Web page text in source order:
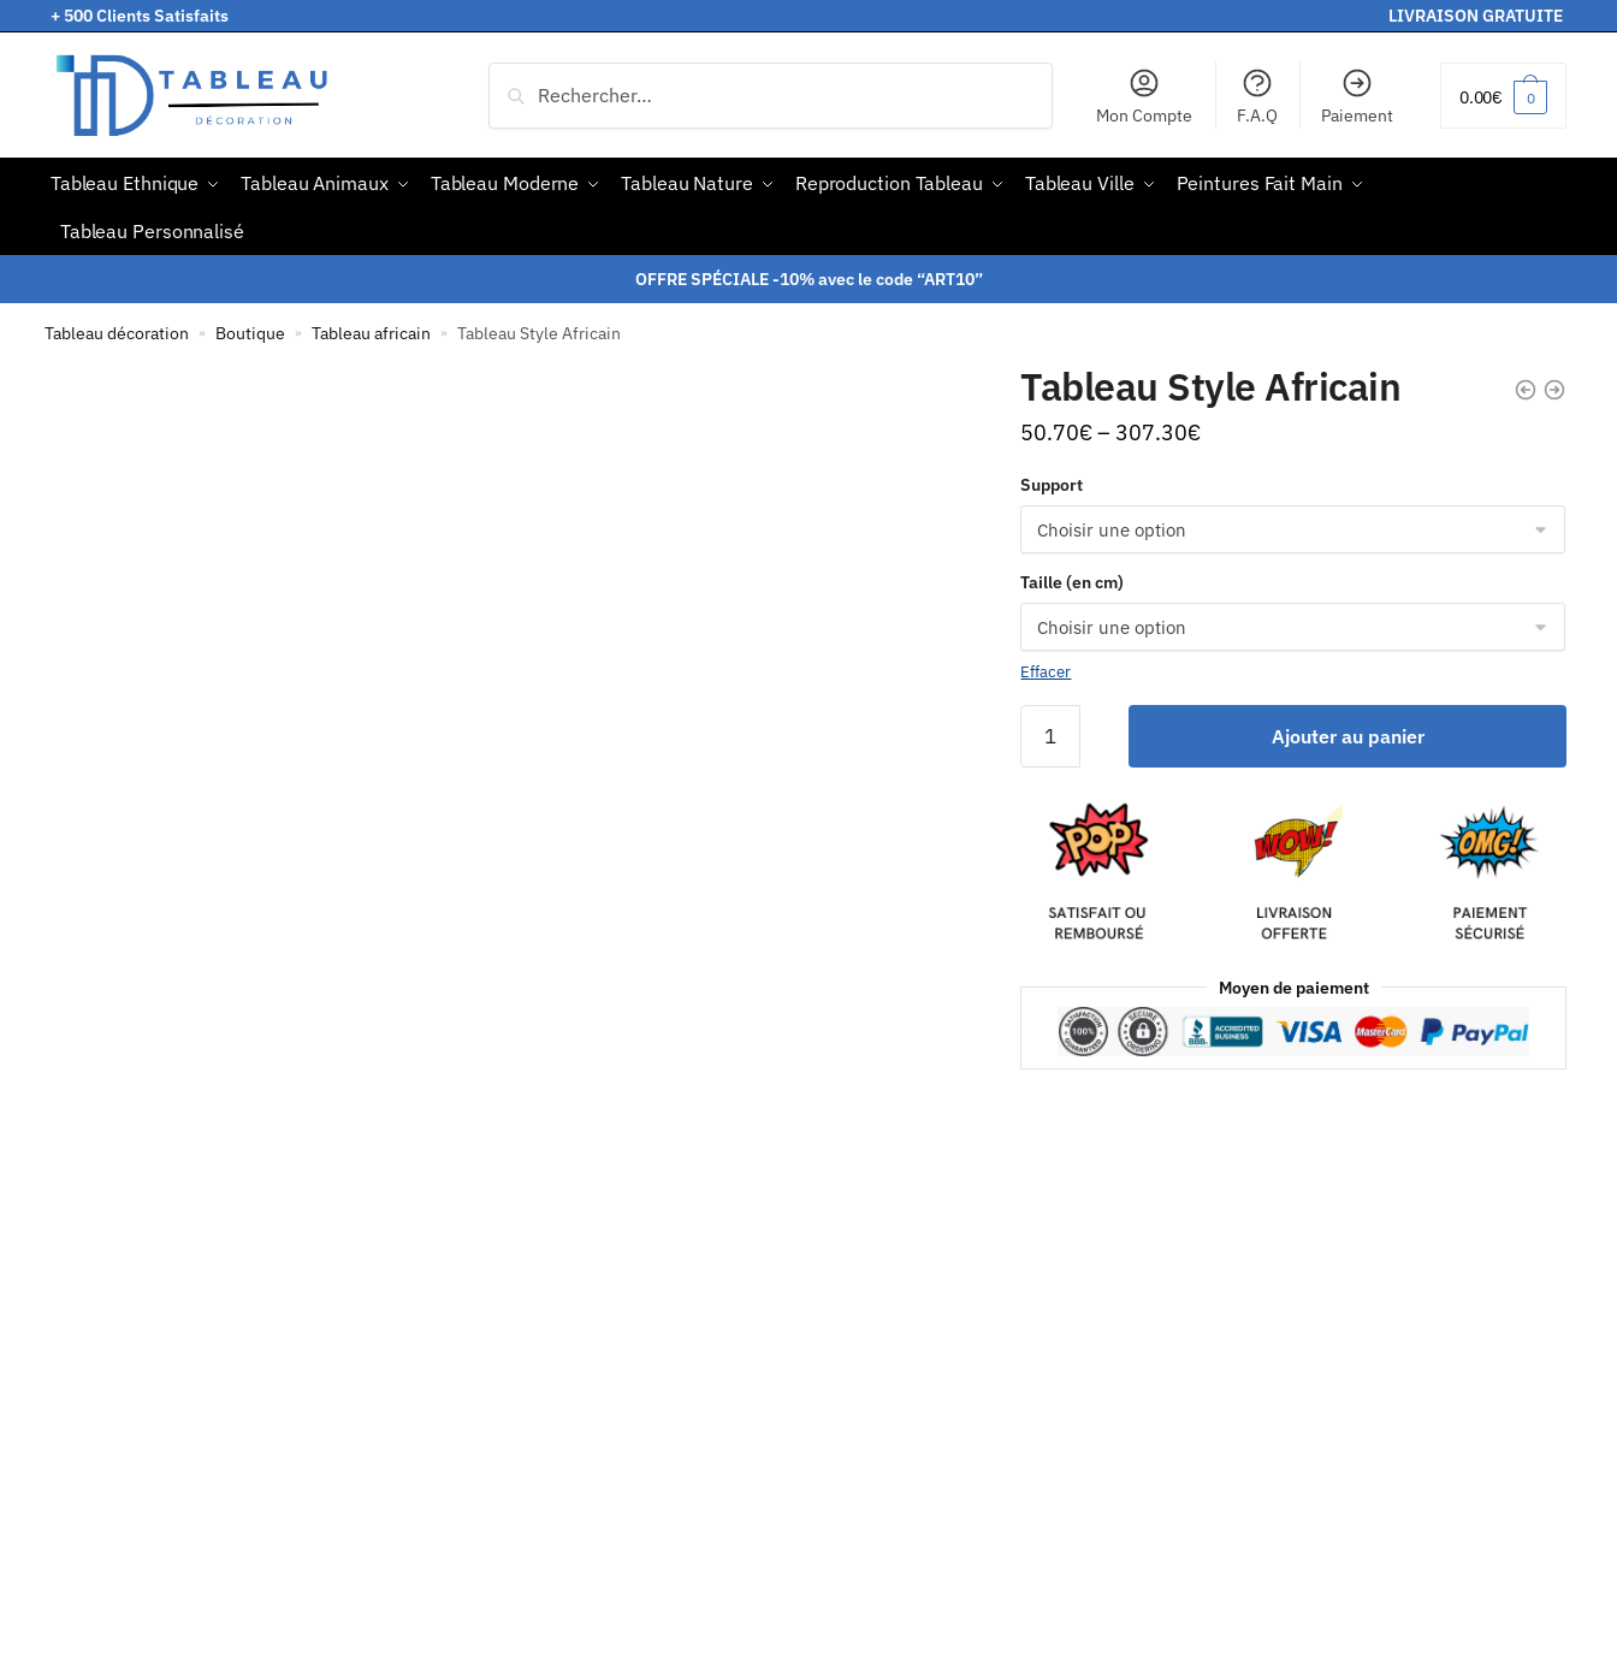
+ 500 Clients Satisfaits LIVRAISON GRATUITE
Mon Compte F.A.Q Paiement
0.00€ 0
Tableau Ethnique Tableau Animaux Tableau Moderne Tableau Nature Reproduction Tableau Tableau Ville
Peintures Fait Main
Tableau Personnalisé
OFFRE SPÉCIALE -10% avec le code “ART10”
Tableau décoration » Boutique » Tableau africain » Tableau Style Africain
Tableau Style Africain
50.70€– 307.30€
Support
Taille (en cm)
Effacer
Ajouter au panier
Moyen de paiement